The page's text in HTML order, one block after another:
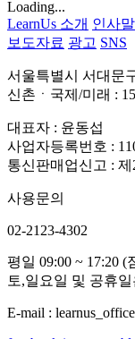
Loading...
LearnUs 소개 인사말
보도자료 광고 SNS
서울특별시 서대문
신촌ㆍ국제/미래 :
대표자 : 윤동섭
사업자등록번호 :
통신판매업신고 : 제
사용문의
02-2123-4302
평일 09:00 ~ 17:20 (
토,일요일 및 공휴
E-mail :